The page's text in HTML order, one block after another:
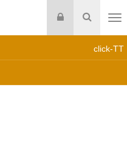
Suche
Login
click-TT